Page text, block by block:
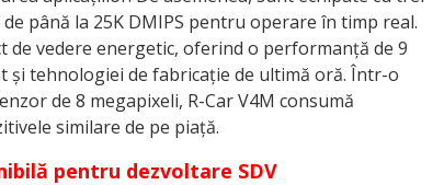
până la 25K DMIPS pentru operare în timp real.
vedere energetic, oferind o performanță de 9
și tehnologiei de fabricație de ultimă oră. Într-o
de 8 megapixeli, R-Car V4M consumă
similare de pe piață.
pentru dezvoltare SDV